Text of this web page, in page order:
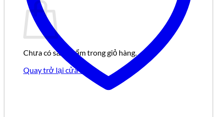
Chưa có sản phẩm trong giỏ hàng.
Quay trở lại cửa hàng